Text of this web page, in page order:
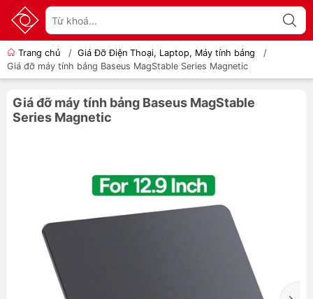
Trang chủ / Giá Đỡ Điện Thoại, Laptop, Máy tính bảng
/
Giá đỡ máy tính bảng Baseus MagStable Series Magnetic
Giá đỡ máy tính bảng Baseus MagStable
Series Magnetic